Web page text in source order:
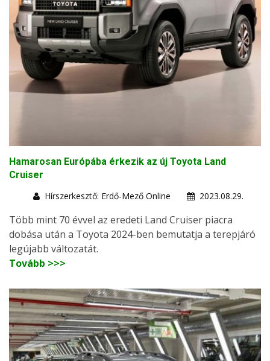
Hamarosan Európába érkezik az új Toyota Land
Cruiser
Hírszerkesztő: Erdő-Mező Online
2023.08.29.
Több mint 70 évvel az eredeti Land Cruiser piacra
dobása után a Toyota 2024-ben bemutatja a terepjáró
legújabb változatát.
Tovább >>>